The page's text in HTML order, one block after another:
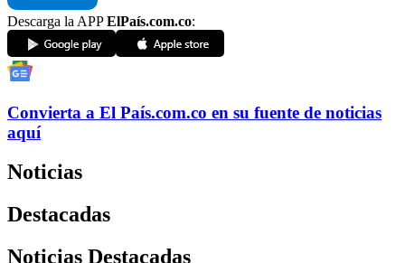
Descarga la APPElPaís.com.co:
Convierta a El País.com.co en su fuente de noticias
aquí
Noticias
Destacadas
Noticias Destacadas